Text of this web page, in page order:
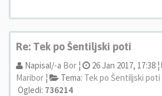
Re: Tek po Šentiljski poti
Napisal/-a Bor ¦ 26 Jan 2017, 17:38 ¦
Maribor ¦ Tema: Tek po Šentiljski poti
Ogledi: 736214